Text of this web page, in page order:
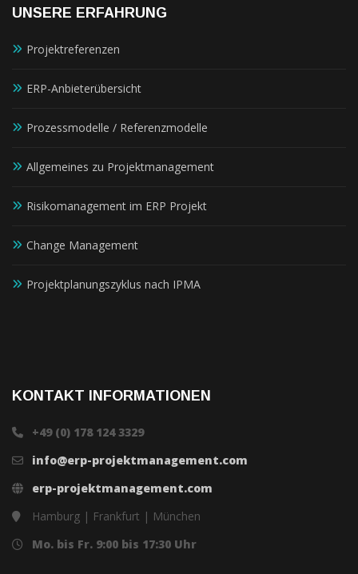
UNSERE ERFAHRUNG
Projektreferenzen
ERP-Anbieterübersicht
Prozessmodelle / Referenzmodelle
Allgemeines zu Projektmanagement
Risikomanagement im ERP Projekt
Change Management
Projektplanungszyklus nach IPMA
KONTAKT INFORMATIONEN
+49 (0) 178 124 3329
info@erp-projektmanagement.com
erp-projektmanagement.com
Hamburg | Frankfurt | München
Mo. bis Fr. 9:00 bis 17:30 Uhr